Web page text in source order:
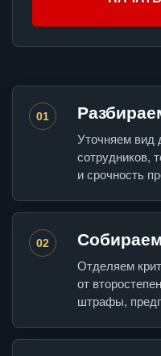
01
Уточняем вид
сотрудников,
и срочность
02
Отделяем
от
штрафы,